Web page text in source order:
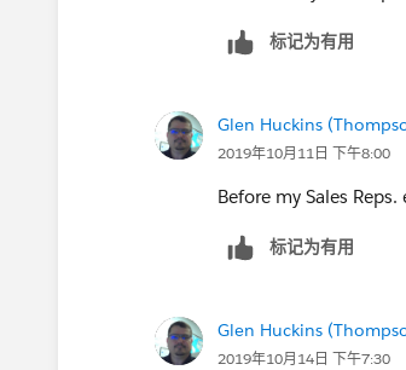
标记为有用
Glen Huckins
2019年10月11日 下午8:00
Before my Sales
标记为有用
Glen Huckins
2019年10月14日 下午7:30